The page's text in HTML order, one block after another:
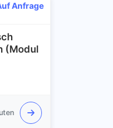
Anfrage
(Modul